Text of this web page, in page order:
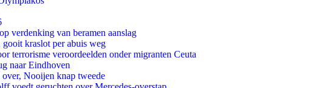
verdenking van beramen aanslag
kraslot per abuis weg
terrorisme veroordeelden onder migranten Ceuta
naar Eindhoven
Nooijen knap tweede